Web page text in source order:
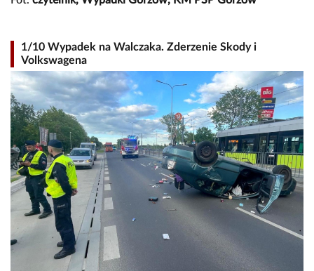
1/10 Wypadek na Walczaka. Zderzenie Skody i
Volkswagena